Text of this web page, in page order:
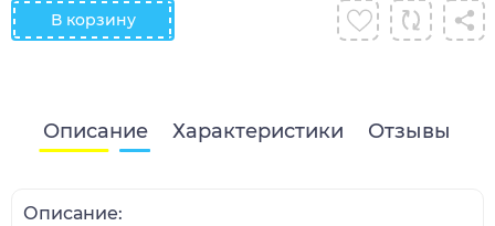
В корзину
Описание Характеристики Отзывы
Описание: